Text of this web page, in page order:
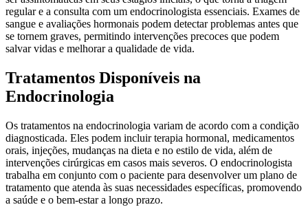
regular e a consulta com um endocrinologista essenciais. Exames de
sangue e avaliações hormonais podem detectar problemas antes que
se tornem graves, permitindo intervenções precoces que podem
salvar vidas e melhorar a qualidade de vida.
Tratamentos Disponíveis na
Endocrinologia
Os tratamentos na endocrinologia variam de acordo com a condição
diagnosticada. Eles podem incluir terapia hormonal, medicamentos
orais, injeções, mudanças na dieta e no estilo de vida, além de
intervenções cirúrgicas em casos mais severos. O endocrinologista
trabalha em conjunto com o paciente para desenvolver um plano de
tratamento que atenda às suas necessidades específicas, promovendo
a saúde e o bem-estar a longo prazo.